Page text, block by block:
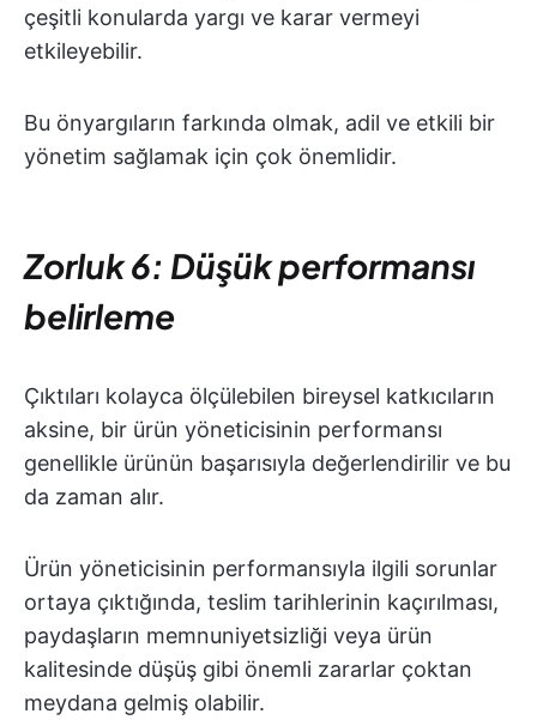
çeşitli konularda yargı ve karar vermeyi
etkileyebilir.
Bu önyargıların farkında olmak, adil ve etkili bir
yönetim sağlamak için çok önemlidir.
Zorluk 6: Düşük performansı
belirleme
Çıktıları kolayca ölçülebilen bireysel katkıcıların
aksine, bir ürün yöneticisinin performansı
genellikle ürünün başarısıyla değerlendirilir ve bu
da zaman alır.
Ürün yöneticisinin performansıyla ilgili sorunlar
ortaya çıktığında, teslim tarihlerinin kaçırılması,
paydaşların memnuniyetsizliği veya ürün
kalitesinde düşüş gibi önemli zararlar çoktan
meydana gelmiş olabilir.